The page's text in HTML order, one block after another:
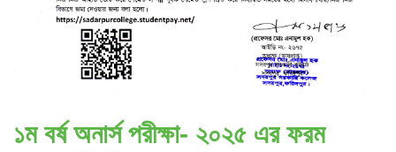
১ম বর্ষ অনার্স পরীক্ষা- ২০২৫ এর ফরম